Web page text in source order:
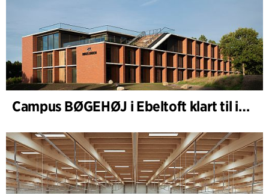
Campus BØGEHØJ i Ebeltoft klart til innvielse: Unik trebygning ferdigstilt